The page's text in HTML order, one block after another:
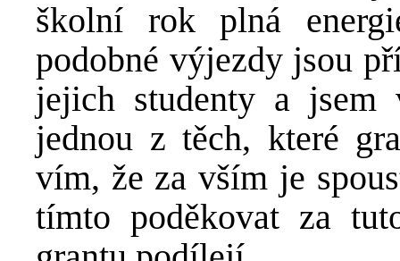
školní rok plná
podobné výjezdy jsou
jejich studenty a jsem
jednou z těch, které
vím, že za vším je
tímto poděkovat za